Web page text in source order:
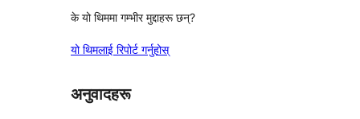
के यो थिममा गम्भीर मुद्दाहरू छन्?
यो थिमलाई रिपोर्ट गर्नुहोस्
अनुवादहरू